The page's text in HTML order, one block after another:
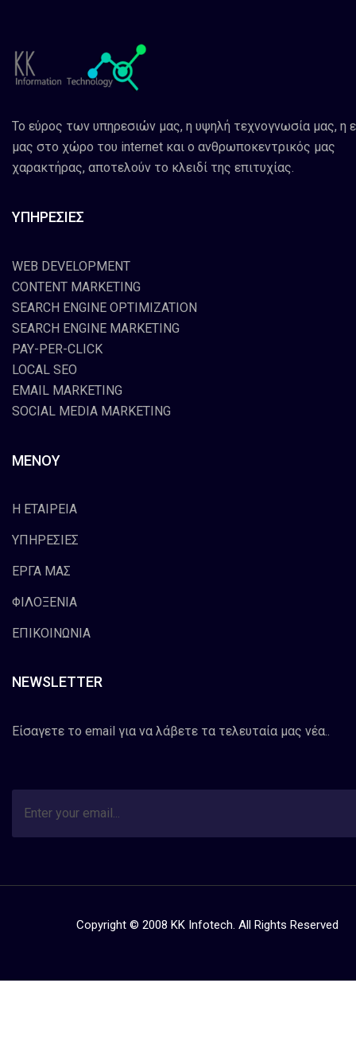
Το εύρος των υπηρεσιών μας, η υψηλή τεχνογνωσία μας, η
μας στο χώρο του internet και ο ανθρωποκεντρικός μας
χαρακτήρας, αποτελούν το κλειδί της επιτυχίας.
ΥΠΗΡΕΣΙΕΣ
WEB DEVELOPMENT
CONTENT MARKETING
SEARCH ENGINE OPTIMIZATION
SEARCH ENGINE MARKETING
PAY-PER-CLICK
LOCAL SEO
EMAIL MARKETING
SOCIAL MEDIA MARKETING
ΜΕΝΟΥ
Η ΕΤΑΙΡΕΙΑ
ΥΠΗΡΕΣΙΕΣ
ΕΡΓΑ ΜΑΣ
ΦΙΛΟΞΕΝΙΑ
ΕΠΙΚΟΙΝΩΝΙΑ
NEWSLETTER
Είσαγετε το email για να λάβετε τα τελευταία μας νέα..
Copyright © 2008 KK Infotech. All Rights Reserved